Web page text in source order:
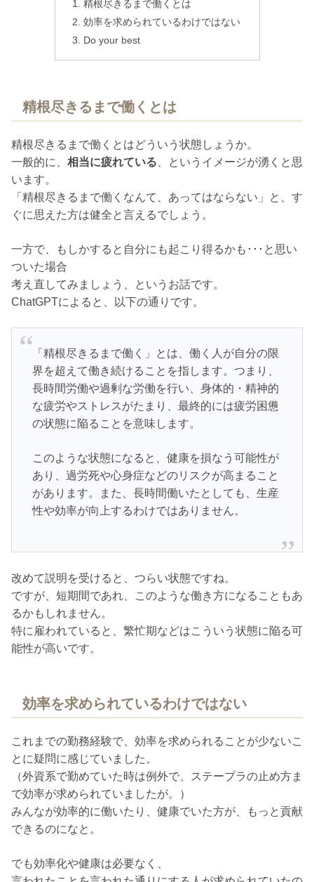
精根尽きるまで働くとは
効率を求められているわけではない
Do your best
精根尽きるまで働くとは
精根尽きるまで働くとはどういう状態しょうか。
一般的に、 相当に疲れている、というイメージが湧くと思
います。
「精根尽きるまで働くなんて、あってはならない」と、す
ぐに思えた方は健全と言えるでしょう。
一方で、もしかすると自分にも起こり得るかも･･･と思い
ついた場合
考え直してみましょう、というお話です。
ChatGPTによると、以下の通りです。
「精根尽きるまで働く」とは、働く人が自分の限
界を超えて働き続けることを指します。つまり、
長時間労働や過剰な労働を行い、身体的・精神的
な疲労やストレスがたまり、最終的には疲労困憊
の状態に陥ることを意味します。
このような状態になると、健康を損なう可能性が
あり、過労死や心身症などのリスクが高まること
があります。また、長時間働いたとしても、生産
性や効率が向上するわけではありません。
改めて説明を受けると、つらい状態ですね。
ですが、短期間であれ、このような働き方になることもあ
るかもしれません。
特に雇われていると、繁忙期などはこういう状態に陥る可
能性が高いです。
効率を求められているわけではない
これまでの勤務経験で、効率を求められることが少ないこ
とに疑問に感じていました。
（外資系で勤めていた時は例外で、ステープラの止め方ま
で効率が求められていましたが。）
みんなが効率的に働いたり、健康でいた方が、もっと貢献
できるのになと。
でも効率化や健康は必要なく、